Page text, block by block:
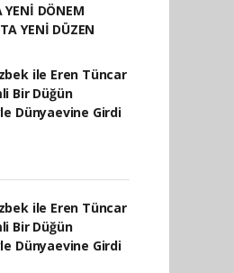
YENİ DÖNEM
YENİ DÜZEN
ile Eren Tüncar
Bir Düğün
Dünyaevine Girdi
ile Eren Tüncar
Bir Düğün
Dünyaevine Girdi